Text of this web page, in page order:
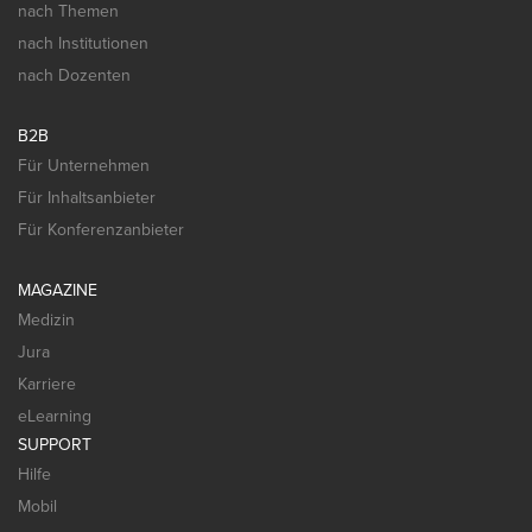
nach Themen
nach Institutionen
nach Dozenten
B2B
Für Unternehmen
Für Inhaltsanbieter
Für Konferenzanbieter
MAGAZINE
Medizin
Jura
Karriere
eLearning
SUPPORT
Hilfe
Mobil